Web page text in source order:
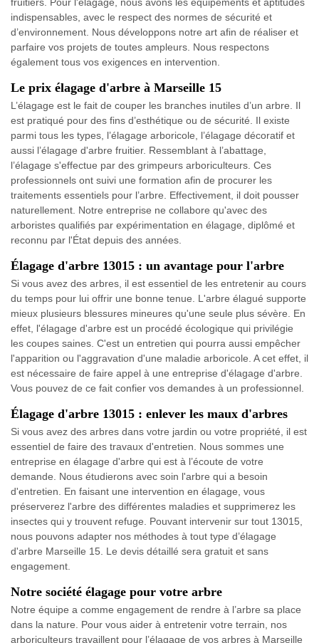
indispensables, avec le respect des normes de sécurité et
d’environnement. Nous développons notre art afin de réaliser et
parfaire vos projets de toutes ampleurs. Nous respectons
également tous vos exigences en intervention.
Le prix élagage d'arbre à Marseille 15
L’élagage est le fait de couper les branches inutiles d’un arbre. Il
est pratiqué pour des fins d’esthétique ou de sécurité. Il existe
parmi tous les types, l’élagage arboricole, l’élagage décoratif et
aussi l’élagage d'arbre fruitier. Ressemblant à l’abattage,
l’élagage s'effectue par des grimpeurs arboriculteurs. Ces
professionnels ont suivi une formation afin de procurer les
traitements essentiels pour l’arbre. Effectivement, il doit pousser
naturellement. Notre entreprise ne collabore qu'avec des
arboristes qualifiés par expérimentation en élagage, diplômé et
reconnu par l'État depuis des années.
Élagage d'arbre 13015 : un avantage pour l'arbre
Si vous avez des arbres, il est essentiel de les entretenir au cours
du temps pour lui offrir une bonne tenue. L'arbre élagué supporte
mieux plusieurs blessures mineures qu'une seule plus sévère. En
effet, l'élagage d'arbre est un procédé écologique qui privilégie
les coupes saines. C'est un entretien qui pourra aussi empêcher
l'apparition ou l'aggravation d'une maladie arboricole. A cet effet, il
est nécessaire de faire appel à une entreprise d'élagage d'arbre.
Vous pouvez de ce fait confier vos demandes à un professionnel.
Élagage d'arbre 13015 : enlever les maux d'arbres
Si vous avez des arbres dans votre jardin ou votre propriété, il est
essentiel de faire des travaux d'entretien. Nous sommes une
entreprise en élagage d'arbre qui est à l’écoute de votre
demande. Nous étudierons avec soin l'arbre qui a besoin
d'entretien. En faisant une intervention en élagage, vous
préserverez l'arbre des différentes maladies et supprimerez les
insectes qui y trouvent refuge. Pouvant intervenir sur tout 13015,
nous pouvons adapter nos méthodes à tout type d’élagage
d'arbre Marseille 15. Le devis détaillé sera gratuit et sans
engagement.
Notre société élagage pour votre arbre
Notre équipe a comme engagement de rendre à l’arbre sa place
dans la nature. Pour vous aider à entretenir votre terrain, nos
arboriculteurs travaillent pour l’élagage de vos arbres à Marseille